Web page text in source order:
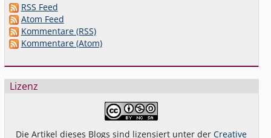
RSS Feed
Atom Feed
Kommentare (RSS)
Kommentare (Atom)
Lizenz
Die Artikel dieses Blogs sind lizensiert unter derCreative